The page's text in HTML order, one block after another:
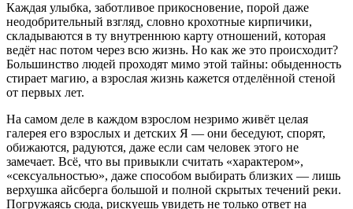
Каждая улыбка, заботливое прикосновение, порой даже
неодобрительный взгляд, словно крохотные кирпичики,
складываются в ту внутреннюю карту отношений, которая
ведёт нас потом через всю жизнь. Но как же это происходит?
Большинство людей проходят мимо этой тайны: обыденность
стирает магию, а взрослая жизнь кажется отделённой стеной
от первых лет.
На самом деле в каждом взрослом незримо живёт целая
галерея его взрослых и детских Я — они беседуют, спорят,
обижаются, радуются, даже если сам человек этого не
замечает. Всё, что вы привыкли считать «характером»,
«сексуальностью», даже способом выбирать близких — лишь
верхушка айсберга большой и полной скрытых течений реки.
Погружаясь сюда, рискуешь увидеть не только ответ на